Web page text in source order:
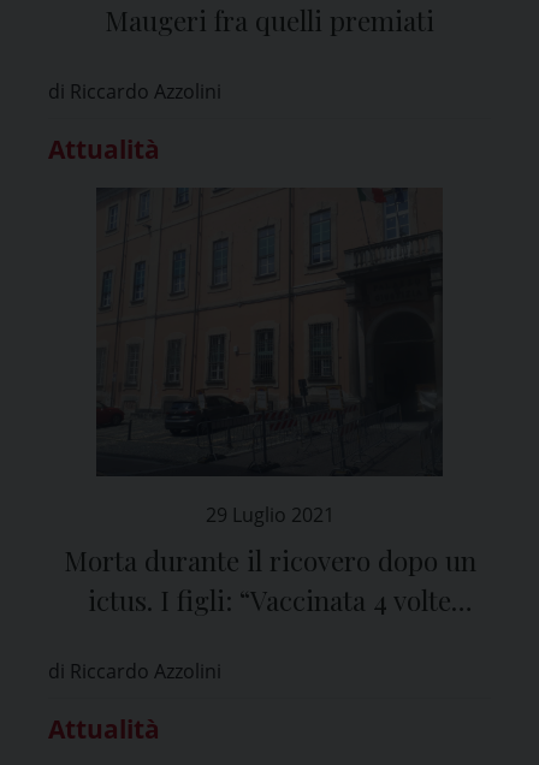
Maugeri fra quelli premiati
di Riccardo Azzolini
Attualità
29 Luglio 2021
Morta durante il ricovero dopo un
ictus. I figli: “Vaccinata 4 volte
di Riccardo Azzolini
Attualità